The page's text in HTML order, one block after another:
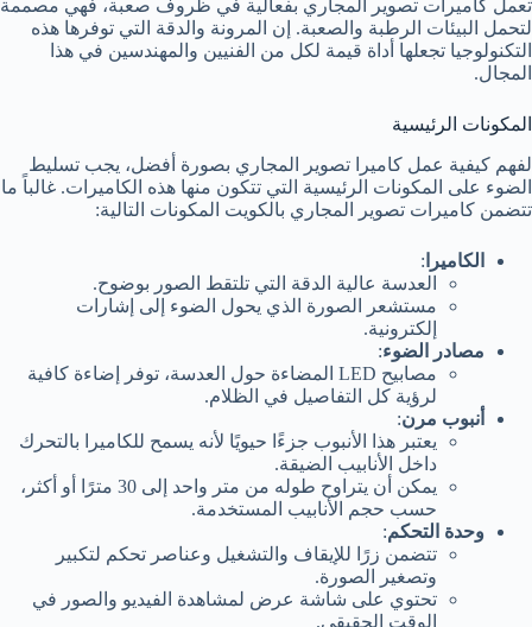
تعمل كاميرات تصوير المجاري بفعالية في ظروف صعبة، فهي مصممة
لتحمل البيئات الرطبة والصعبة. إن المرونة والدقة التي توفرها هذه
التكنولوجيا تجعلها أداة قيمة لكل من الفنيين والمهندسين في هذا
المجال.
المكونات الرئيسية
لفهم كيفية عمل كاميرا تصوير المجاري بصورة أفضل، يجب تسليط
الضوء على المكونات الرئيسية التي تتكون منها هذه الكاميرات. غالباً ما
تتضمن كاميرات تصوير المجاري بالكويت المكونات التالية:
الكاميرا :
العدسة عالية الدقة التي تلتقط الصور بوضوح.
مستشعر الصورة الذي يحول الضوء إلى إشارات
إلكترونية.
مصادر الضوء:
مصابيح LED المضاءة حول العدسة، توفر إضاءة كافية
لرؤية كل التفاصيل في الظلام.
أنبوب مرن:
يعتبر هذا الأنبوب جزءًا حيويًا لأنه يسمح للكاميرا بالتحرك
داخل الأنابيب الضيقة.
يمكن أن يتراوح طوله من متر واحد إلى 30 مترًا أو أكثر،
حسب حجم الأنابيب المستخدمة.
وحدة التحكم:
تتضمن زرًا للإيقاف والتشغيل وعناصر تحكم لتكبير
وتصغير الصورة.
تحتوي على شاشة عرض لمشاهدة الفيديو والصور في
الوقت الحقيقي.